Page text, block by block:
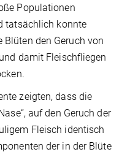
Populationen
tatsächlich konnte
Blüten den Geruch von
damit Fleischfliegen
zeigten, dass die
auf den Geruch der
Fleisch identisch
der in der Blüte